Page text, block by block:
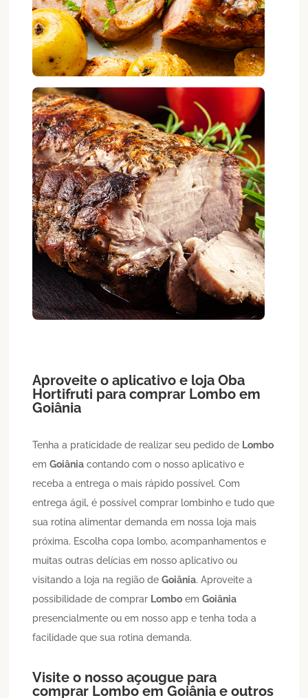
Aproveite o aplicativo e loja Oba
Hortifruti para comprar Lombo em
Goiânia
Tenha a praticidade de realizar seu pedido de Lombo
emGoiânia contando com o nosso aplicativo e
receba a entrega o mais rápido possível. Com
entrega ágil, é possível comprar lombinho e tudo que
sua rotina alimentar demanda em nossa loja mais
próxima. Escolha copa lombo, acompanhamentos e
muitas outras delícias em nosso aplicativo ou
visitando a loja na região deGoiânia. Aproveite a
possibilidade de comprar Lombo emGoiânia
presencialmente ou em nosso app e tenha toda a
facilidade que sua rotina demanda.
Visite o nosso açougue para
comprar Lombo emGoiânia e outros